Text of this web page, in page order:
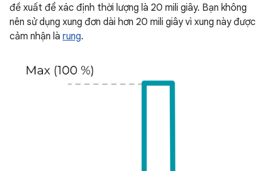
đề xuất để xác định thời lượng là 20 mili giây. Bạn không
nên sử dụng xung đơn dài hơn 20 mili giây vì xung này được
cảm nhận là rung.